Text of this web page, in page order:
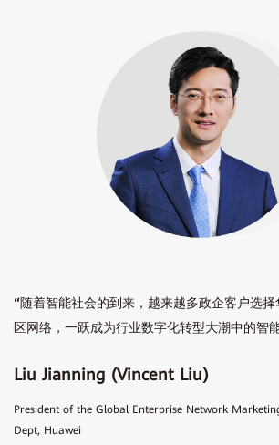
“随着智能社会的到来，越来越多政企客户选
区网络，一跃成为行业数字化转型大潮中的智
Liu Jianning (Vincent Liu)
President of the Global Enterprise Network
Dept, Huawei